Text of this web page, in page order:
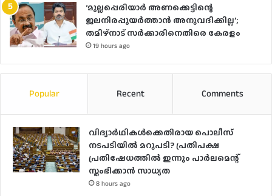
‘മുല്ലപ്പെരിയാർ അണക്കെട്ടിന്റെ
ജലനിരപ്പുയർത്താൻ അനുവദിക്കില്ല’;
തമിഴ്‌നാട് സർക്കാരിനെതിരെ കേരളം
19 hours ago
Popular Recent Comments
വിദ്യാര്‍ഥികള്‍ക്കെതിരായ പൊലീസ്
നടപടിയില്‍ മറുപടി? പ്രതിപക്ഷ
പ്രതിഷേധത്തില്‍ ഇന്നും പാര്‍ലമെന്റ്
സ്തംഭിക്കാന്‍ സാധ്യത
8 hours ago